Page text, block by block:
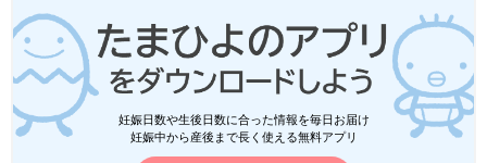
妊娠日数や生後日数に合った情報を毎日お届け
妊娠中から産後まで長く使える無料アプリ